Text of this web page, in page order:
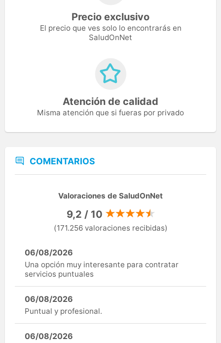
Precio exclusivo
El precio que ves solo lo encontrarás en
SaludOnNet
Atención de calidad
Misma atención que si fueras por privado
COMENTARIOS
Valoraciones de SaludOnNet
9,2 / 10
(171.256 valoraciones recibidas)
06/08/2026
Una opción muy interesante para contratar
servicios puntuales
06/08/2026
Puntual y profesional.
06/08/2026